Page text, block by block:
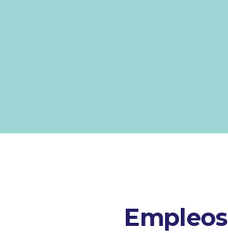
Empleos